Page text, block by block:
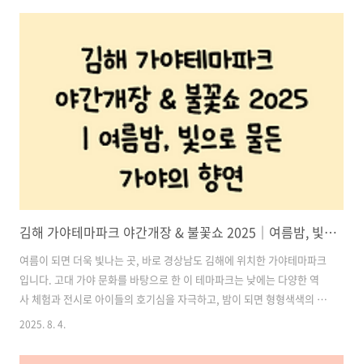
김해 가야테마파크 야간개장 & 불꽃쇼 2025｜여름밤, 빛으로 물든 가야의 향연
여름이 되면 더욱 빛나는 곳, 바로 경상남도 김해에 위치한 가야테마파크
입니다. 고대 가야 문화를 바탕으로 한 이 테마파크는 낮에는 다양한 역
사 체험과 전시로 아이들의 호기심을 자극하고, 밤이 되면 형형색색의 빛
과 음악, 불꽃으로 환상적인 분위기를 선사합니다. 특히 2025년 여름에
기기 좋은 특별한 추억의 장소로 떠오르고 있습니다.이번 글에서는 김해
2025. 8. 4.